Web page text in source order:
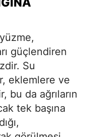
güçlendiren
Su
eklemlere ve
bu da ağrıların
tek başına